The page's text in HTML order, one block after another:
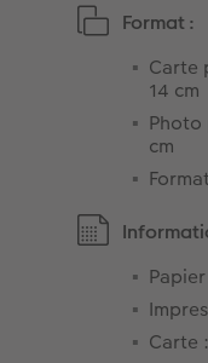
Format :
Carte
14 cm
Photo
cm
Carte